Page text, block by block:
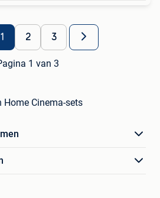
1 2 3
1 van 3
Cinema-sets